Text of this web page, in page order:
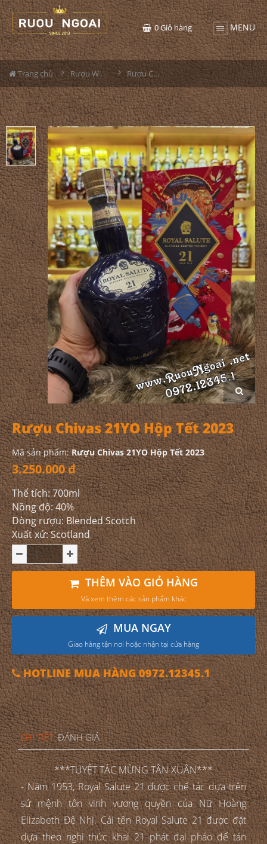
MENU
0Giỏ hàng
Trang chủ Rượu Whisky Rượu Chivas 21YO Hộp Tết 2023
Rượu Chivas 21YO Hộp Tết 2023
Mã sản phẩm:Rượu Chivas 21YO Hộp Tết 2023
3.250.000 đ
Thể tích: 700ml
Nồng độ: 40%
Dòng rượu: Blended Scotch
Xuất xứ: Scotland
THÊM VÀO GIỎ HÀNG
Và xem thêm các sản phẩm khác
MUA NGAY
Giao hàng tận nơi hoặc nhận tại cửa hàng
HOTLINE MUA HÀNG 0972.12345.1
CHI TIẾT ĐÁNH GIÁ
***TUYỆT TÁC MỪNG TÂN XUÂN***
- Năm 1953, Royal Salute 21 được chế tác dựa trên
sứ mệnh tôn vinh vương quyền của Nữ Hoàng
Elizabeth Đệ Nhị. Cái tên Royal Salute 21 được đặt
dựa theo nghi thức khai 21 phát đại pháo để tán